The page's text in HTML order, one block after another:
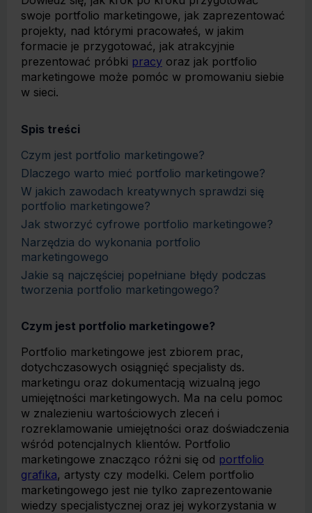
swoje portfolio marketingowe, jak zaprezentować
projekty, nad którymi pracowałeś, w jakim
formacie je przygotować, jak atrakcyjnie
prezentować próbki pracy oraz jak portfolio
marketingowe może pomóc w promowaniu siebie
w sieci.
Spis treści
Czym jest portfolio marketingowe?
Dlaczego warto mieć portfolio marketingowe?
W jakich zawodach kreatywnych sprawdzi się
portfolio marketingowe?
Jak stworzyć cyfrowe portfolio marketingowe?
Narzędzia do wykonania portfolio
marketingowego
Jakie są najczęściej popełniane błędy podczas
tworzenia portfolio marketingowego?
Czym jest portfolio marketingowe?
Portfolio marketingowe jest zbiorem prac,
dotychczasowych osiągnięć specjalisty ds.
marketingu oraz dokumentacją wizualną jego
umiejętności marketingowych. Ma na celu pomoc
w znalezieniu wartościowych zleceń i
rozreklamowanie umiejętności oraz doświadczenia
wśród potencjalnych klientów. Portfolio
marketingowe znacząco różni się od portfolio
grafika, artysty czy modelki. Celem portfolio
marketingowego jest nie tylko zaprezentowanie
wiedzy specjalistycznej oraz jej wykorzystania w